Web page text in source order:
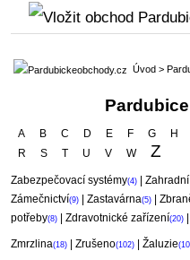
Úvod >
A B C D E F G H
R
S T U V W Z
Zabezpečovací systémy(4) |
Zámečnictví(9) |Zastavárna(5) |
potřeby(8) |Zdravotnické zařízení(20)
Zmrzlina(18) |Zrušeno(102) |Žaluzie